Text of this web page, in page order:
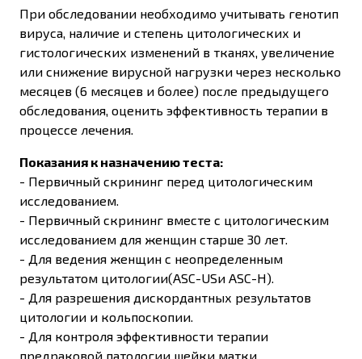
При обследовании необходимо учитывать генотип
вируса, наличие и степень цитологических и
гистологических изменений в тканях, увеличение
или снижение вирусной нагрузки через несколько
месяцев (6 месяцев и более) после предыдущего
обследования, оценить эффективность терапии в
процессе лечения.
Показания к назначению теста:
- Первичный скрининг перед цитологическим
исследованием.
- Первичный скрининг вместе с цитологическим
исследованием для женщин старше 30 лет.
- Для ведения женщин с неопределенным
результатом цитологии(ASC-USи ASC-H).
- Для разрешения дискордантных результатов
цитологии и кольпоскопии.
- Для контроля эффективности терапии
предраковой патологии шейки матки.